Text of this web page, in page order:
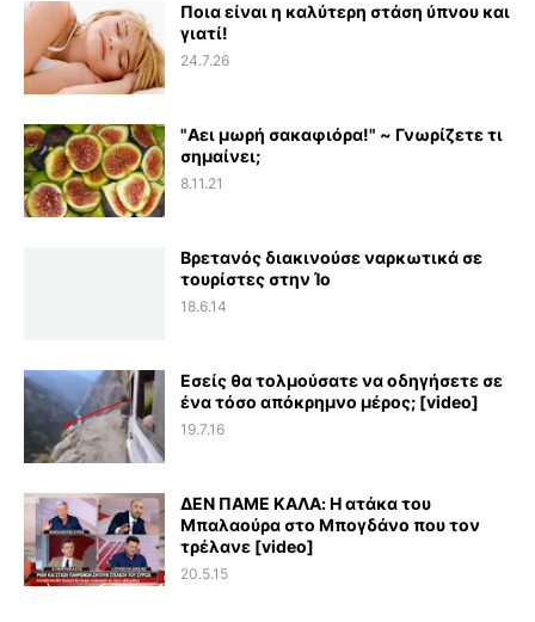
Ποια είναι η καλύτερη στάση ύπνου και
γιατί!
24.7.26
"Αει μωρή σακαφιόρα!" ~ Γνωρίζετε τι
σημαίνει;
8.11.21
Βρετανός διακινούσε ναρκωτικά σε
τουρίστες στην Ίο
18.6.14
Εσείς θα τολμούσατε να οδηγήσετε σε
ένα τόσο απόκρημνο μέρος; [video]
19.7.16
ΔΕΝ ΠΑΜΕ ΚΑΛΑ: Η ατάκα του
Μπαλαούρα στο Μπογδάνο που τον
τρέλανε [video]
20.5.15